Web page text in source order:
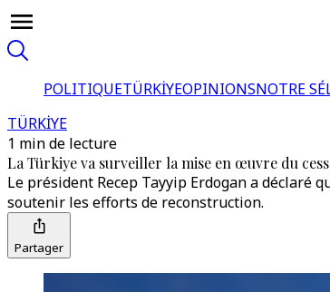
POLITIQUETÜRKİYEOPINIONSNOTRE
TÜRKİYE
1 min de lecture
La Türkiye va surveiller la mise en œuvre du
Le président Recep Tayyip Erdogan a déclaré
soutenir les efforts de reconstruction.
Partager